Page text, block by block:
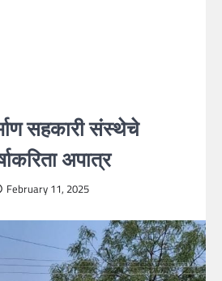
सहकारी संस्थेचे
अपात्र
February 11, 2025